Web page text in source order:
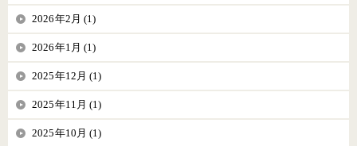
2026年2月 (1)
2026年1月 (1)
2025年12月 (1)
2025年11月 (1)
2025年10月 (1)